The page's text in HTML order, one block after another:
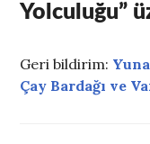
Yolculuğu”
Geri bildirim:
Çay Bardağı ve